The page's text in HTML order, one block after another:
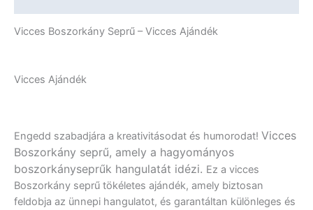
Vicces Boszorkány Seprű – Vicces Ajándék
Vicces Ajándék
Engedd szabadjára a kreativitásodat és humorodat! Vicces
Boszorkány seprű, amely a hagyományos
boszorkányseprűk hangulatát idézi. Ez a vicces
Boszorkány seprű tökéletes ajándék, amely biztosan
feldobja az ünnepi hangulatot, és garantáltan különleges és